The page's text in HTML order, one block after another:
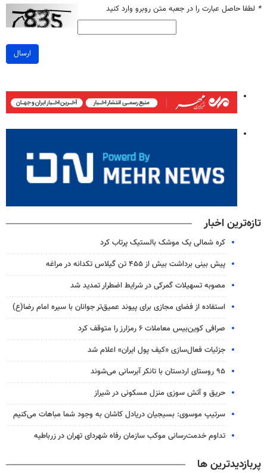
* لطفا حاصل عبارت را در جعبه متن روبرو وارد کنید
ارسال
تازه‌ترین اخبار
کره شمالی یک موشک بالستیک پرتاب کرد
پیش بینی برداشت بیش از ۴۵۵ تن گیلاس تکدانه در مراغه
مصوبه تسهیلات گمرکی در شرایط اضطرار تمدید شد
استفاده از فضای مجازی برای پیوند عمیق‌تر جوانان با سیره امام رضا(ع)
صرافی کوین‌بیس معاملات ۶ رمزارز را متوقف کرد
جزئیات فعال‌سازی «کیف پول ایران» اعلام شد
۹۵ روستای اردستان با تانکر آبرسانی می‌شوند
حریق و آتش سوزی منزل مسکونی در شیراز
سرتیپ موسوی: بسیجیان دریادل کاشان به وجود شما مباهات می‌کنیم
تداوم خدمت‌رسانی موکب سازمان رفاه شهردای تهران در زرباطیه
پربازدیدترین ها